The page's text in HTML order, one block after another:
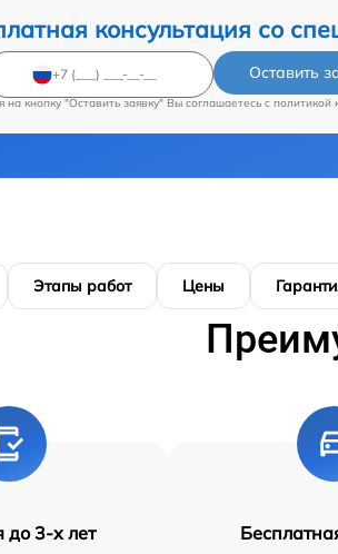
консультация со
Оставить
на кнопку "Оставить заявку" Вы соглашаетесь c политикой
Этапы работ Цены
до 3-х лет